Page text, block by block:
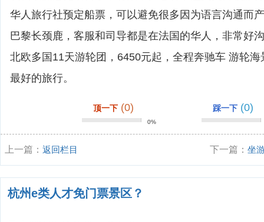
华人旅行社预定船票，可以避免很多因为语言沟通而
巴黎长颈鹿，客服和司导都是在法国的华人，非常好
北欧多国11天游轮团，6450元起，全程奔驰车 游轮
最好的旅行。
顶一下 (0)
0%
踩一下 (0)
上一篇： 返回栏目 下一篇：坐
攻略？
杭州e类人才免门票景区？